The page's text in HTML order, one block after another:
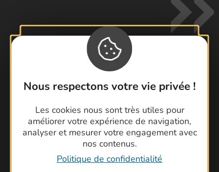
Nous respectons votre vie privée !
Les cookies nous sont très utiles pour
améliorer votre expérience de navigation,
analyser et mesurer votre engagement avec
nos contenus.
Politique de confidentialité
Contactez-nous !
Foire aux questions
Brochures
Cartoguides et Topoguides
Latitude Gard